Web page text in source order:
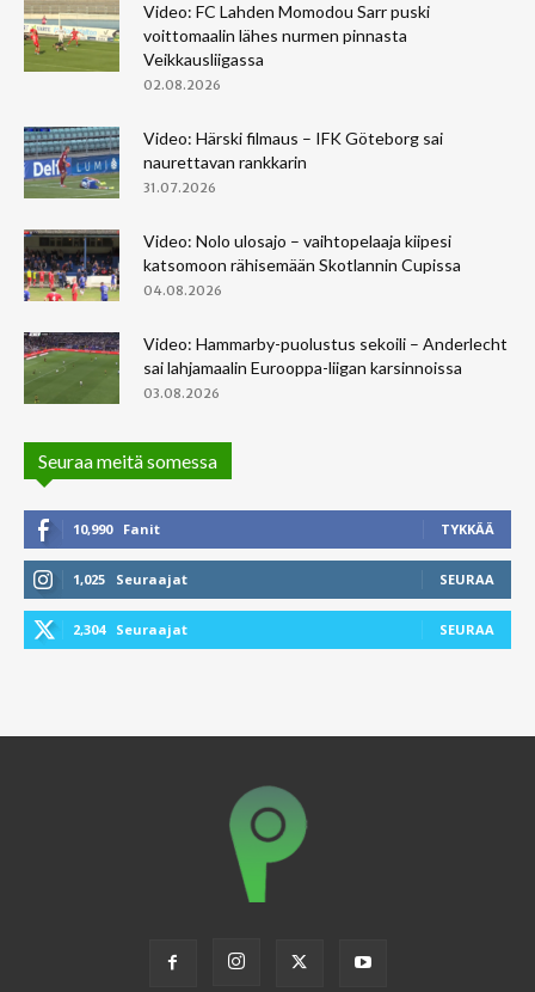
Video: FC Lahden Momodou Sarr puski
voittomaalin lähes nurmen pinnasta
Veikkausliigassa
02.08.2026
Video: Härski filmaus – IFK Göteborg sai
naurettavan rankkarin
31.07.2026
Video: Nolo ulosajo – vaihtopelaaja kiipesi
katsomoon rähisemään Skotlannin Cupissa
04.08.2026
Video: Hammarby-puolustus sekoili – Anderlecht
sai lahjamaalin Eurooppa-liigan karsinnoissa
03.08.2026
Seuraa meitä somessa
10,990 Fanit TYKKÄÄ
1,025 Seuraajat SEURAA
2,304 Seuraajat SEURAA